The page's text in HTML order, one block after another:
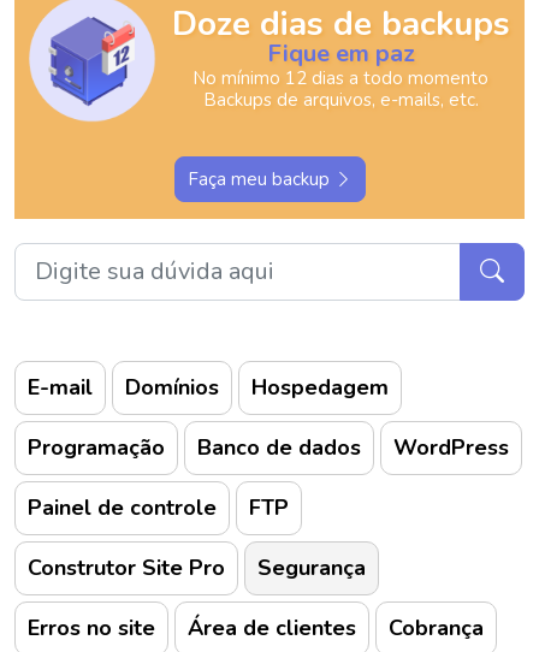
Doze dias de backups
Fique em paz
No mínimo 12 dias a todo momento
Backups de arquivos, e-mails, etc.
Faça meu backup
E-mail Domínios Hospedagem
Programação Banco de dados WordPress
Painel de controle FTP
Construtor Site Pro Segurança
Erros no site Área de clientes Cobrança